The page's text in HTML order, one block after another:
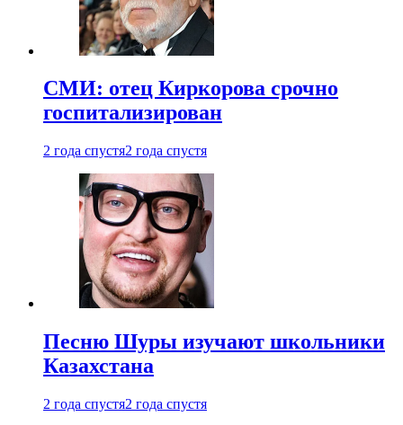
СМИ: отец Киркорова срочно
госпитализирован
2 года спустя2 года спустя
Песню Шуры изучают школьники
Казахстана
2 года спустя2 года спустя